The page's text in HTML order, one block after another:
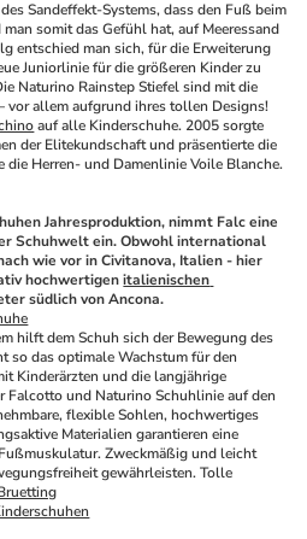
Sandeffekt-Systems, dass den Fuß beim
somit das Gefühl hat, auf Meeressand
entschied man sich, für die Erweiterung
Juniorlinie für die größeren Kinder zu
Naturino Rainstep Stiefel sind mit die
vor allem aufgrund ihres tollen Designs!
auf alle Kinderschuhe. 2005 sorgte
der Elitekundschaft und präsentierte die
Herren- und Damenlinie Voile Blanche.
Jahresproduktion, nimmt Falc eine
Schuhwelt ein. Obwohl international
wie vor in Civitanova, Italien - hier
hochwertigen italienischen
südlich von Ancona.
hilft dem Schuh sich der Bewegung des
so das optimale Wachstum für den
Kinderärzten und die langjährige
Falcotto und Naturino Schuhlinie auf den
flexible Sohlen, hochwertiges
Materialien garantieren eine
Zweckmäßig und leicht
gewährleisten. Tolle